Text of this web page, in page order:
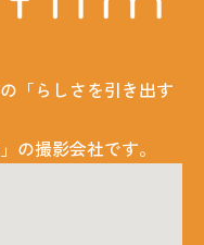
「らしさを引き出す
の撮影会社です。